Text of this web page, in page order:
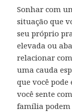
Sonhar com
situação que
seu próprio
elevada ou
relacionar
uma cauda
que você
você sente
família podem